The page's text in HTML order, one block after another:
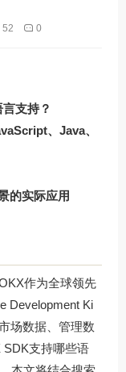
52 0
支持？
、Java、
的实际应用
作为全球领先
Development Ki
场数据、管理数
SDK支持哪些语